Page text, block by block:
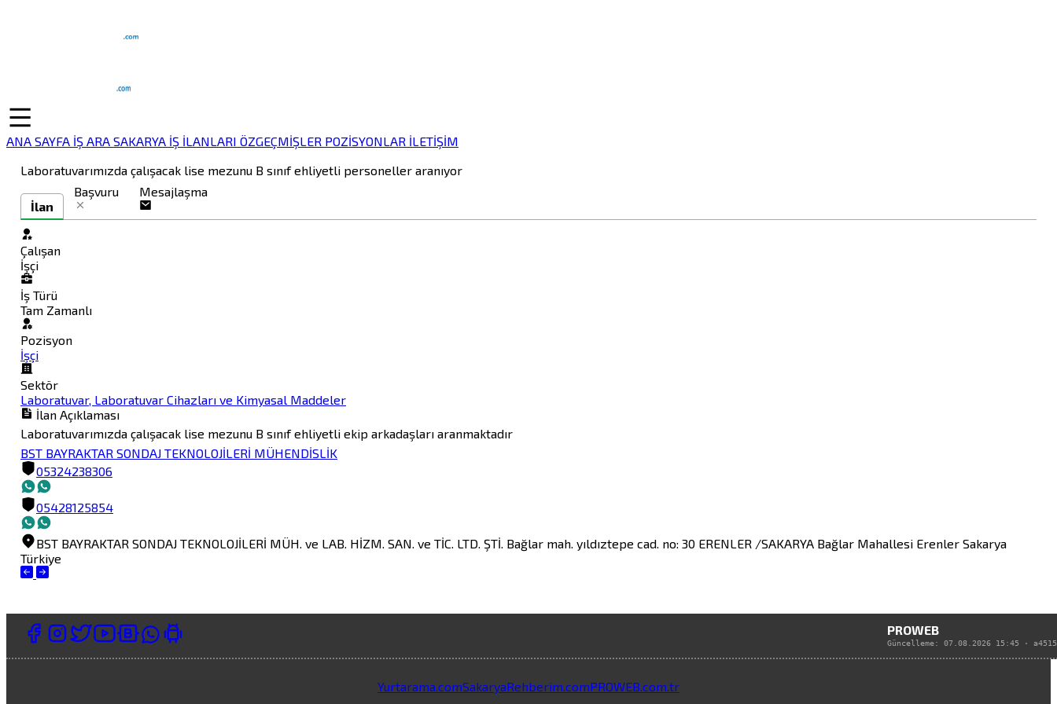
ANA SAYFA İŞ ARA SAKARYA İŞ İLANLARI ÖZGEÇMİŞLER POZİSYONLAR İLETİŞİM
Laboratuvarımızda çalışacak lise mezunu B sınıf ehliyetli personeller aranıyor
İlan
Başvuru Mesajlaşma
Çalışan
İşçi
İş Türü
Tam Zamanlı
Pozisyon
İşçi
Sektör
Laboratuvar, Laboratuvar Cihazları ve Kimyasal Maddeler
İlan Açıklaması
Laboratuvarımızda çalışacak lise mezunu B sınıf ehliyetli ekip arkadaşları aranmaktadır
BST BAYRAKTAR SONDAJ TEKNOLOJİLERİ MÜHENDİSLİK
05324238306
05428125854
BST BAYRAKTAR SONDAJ TEKNOLOJİLERİ MÜH. ve LAB. HİZM. SAN. ve TİC. LTD. ŞTİ. Bağlar mah. yıldıztepe cad. no: 30 ERENLER /SAKARYA Bağlar Mahallesi Erenler Sakarya
Türkiye
PROWEB
Güncelleme: 07.08.2026 15:45 ·
Yurtarama.comSakaryaRehberim.comPROWEB.com.tr